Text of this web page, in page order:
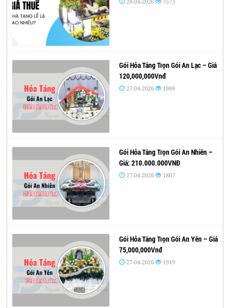
Gói Hỏa Táng Trọn Gói An Lạc – Giá
120,000,000Vnđ
27-04-2026 1988
Gói Hỏa Táng Trọn Gói An Nhiên –
Giá: 210.000.000VNĐ
27-04-2026 1807
Gói Hỏa Táng Trọn Gói An Yên – Giá
75,000,000Vnđ
27-04-2026 1919